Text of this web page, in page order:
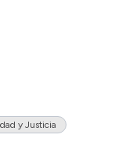
y Justicia